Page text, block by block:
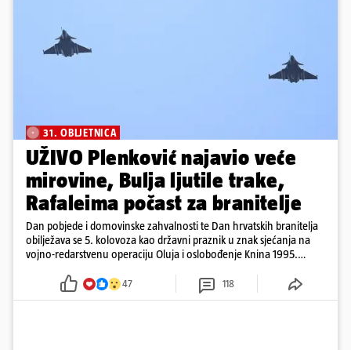
31. OBLJETNICA
UŽIVO Plenković najavio veće
mirovine, Bulja ljutile trake,
Rafaleima počast za branitelje
Dan pobjede i domovinske zahvalnosti te Dan hrvatskih branitelja
obilježava se 5. kolovoza kao državni praznik u znak sjećanja na
vojno-redarstvenu operaciju Oluja i oslobođenje Knina 1995.
47 118